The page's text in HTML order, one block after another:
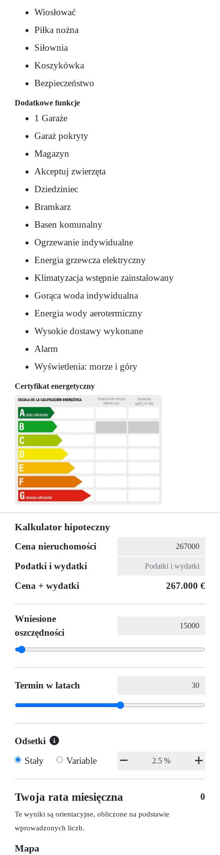
Wiosłować
Piłka nożna
Siłownia
Koszykówka
Bezpieczeństwo
Dodatkowe funkcje
1 Garaże
Garaż pokryty
Magazyn
Akceptuj zwierzęta
Dziedziniec
Bramkarz
Basen komunalny
Ogrzewanie indywidualne
Energia grzewcza elektryczny
Klimatyzacja wstępnie zainstalowany
Gorąca woda indywidualna
Energia wody aerotermiczny
Wysokie dostawy wykonane
Alarm
Wyświetlenia: morze i góry
Certyfikat energetyczny
Kalkulator hipoteczny
Cena nieruchomości
Podatki i wydatki
Cena + wydatki
267.000 €
Wniesione
oszczędności
Termin w latach
Odsetki
Stały
Variable
Twoja rata miesięczna 0
Te wyniki są orientacyjne, obliczone na podstawie
wprowadzonych liczb.
Mapa